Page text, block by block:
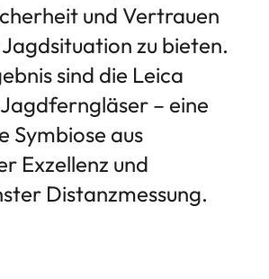
und Vertrauen
zu bieten.
sind die Leica
– eine
Symbiose aus
Exzellenz und
Distanzmessung.